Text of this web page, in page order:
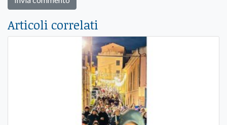
Articoli correlati